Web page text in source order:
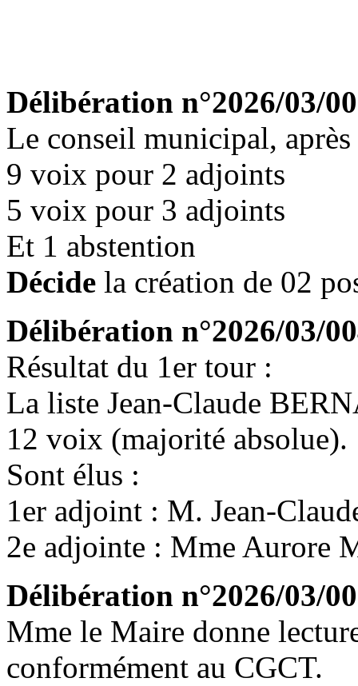
Délibération n°2026/03/
Le conseil municipal,
9 voix pour 2 adjoints
5 voix pour 3 adjoints
Et 1 abstention
Décide la création de 02
Délibération n°2026/03/
Résultat du 1er tour :
La liste Jean-Claude
12 voix (majorité absolue).
Sont élus :
1er adjoint : M. Jean-
2e adjointe : Mme Aurore
Délibération n°2026/03/
Mme le Maire donne
conformément au CGCT.